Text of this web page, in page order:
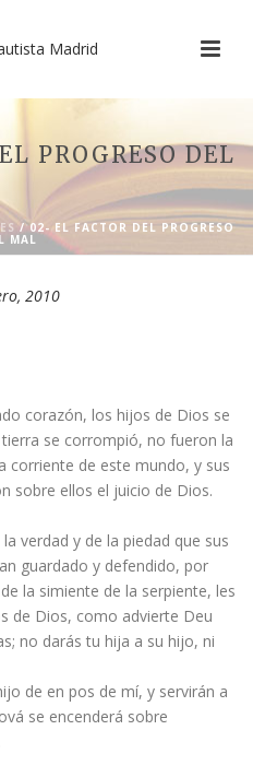
PROGRESO DEL
/ 02- EL FACTOR DEL PROGRESO
MAL
2010
corazón, los hijos de Dios se
se corrompió, no fueron la
corriente de este mundo, y sus
sobre ellos el juicio de Dios.
verdad y de la piedad que sus
guardado y defendido, por
la simiente de la serpiente, les
de Dios, como advierte Deu
no darás tu hija a su hijo, ni
de en pos de mí, y servirán a
se encenderá sobre